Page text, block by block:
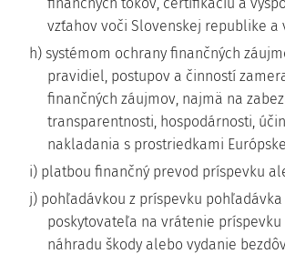
vzťahov voči Slovenskej republike a
h) systémom ochrany finančných
pravidiel, postupov a činností
finančných záujmov, najmä na
transparentnosti, hospodárnosti,
nakladania s prostriedkami
i) platbou finančný prevod príspevku
j) pohľadávkou z príspevku
poskytovateľa na vrátenie
náhradu škody alebo vydanie